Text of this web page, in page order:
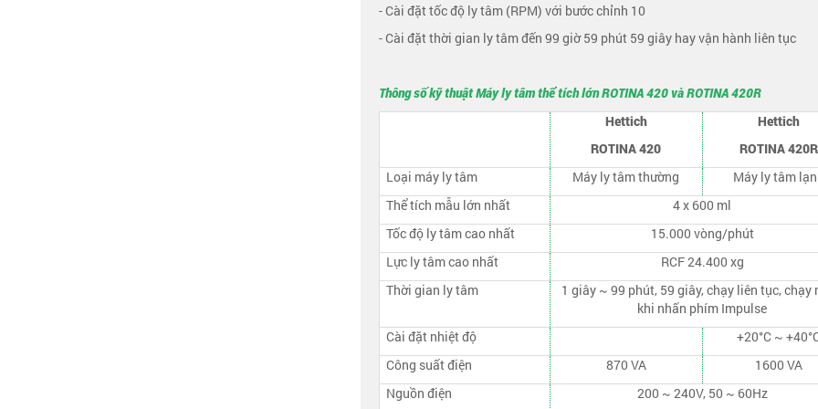
- Cài đặt tốc độ ly tâm (RPM) với bước chỉnh 10
- Cài đặt thời gian ly tâm đến 99 giờ 59 phút 59 giây hay vận hành liên tục
Thông số kỹ thuật Máy ly tâm thể tích lớn ROTINA 420 và ROTINA 420R
Hettich
ROTINA 420
Hettich
ROTINA 420R
Loại máy ly tâm
Máy ly tâm thường
Máy ly tâm
Thể tích mẫu lớn nhất
4 x 600 ml
Tốc độ ly tâm cao nhất
15.000 vòng/phút
Lực ly tâm cao nhất
RCF 24.400 xg
Thời gian ly tâm
1 giây ~ 99 phút, 59 giây, chạy liên tục, chạy
khi nhấn phím Impulse
Cài đặt nhiệt độ
+20°C ~
Công suất điện
870 VA
1600 VA
Nguồn điện
200 ~ 240V, 50 ~ 60Hz